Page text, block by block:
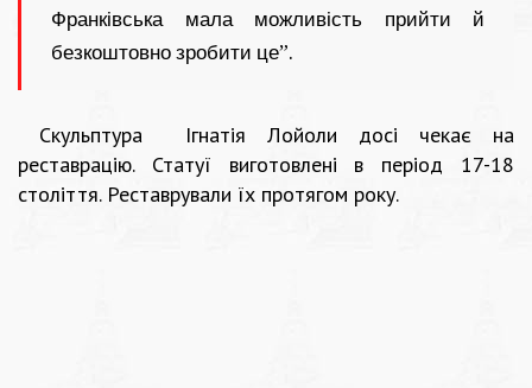
Франківська мала можливість прийти й
безкоштовно зробити це”.
Скульптура Ігнатія Лойоли досі чекає на
реставрацію. Статуї виготовлені в період 17-18
століття. Реставрували їх протягом року.